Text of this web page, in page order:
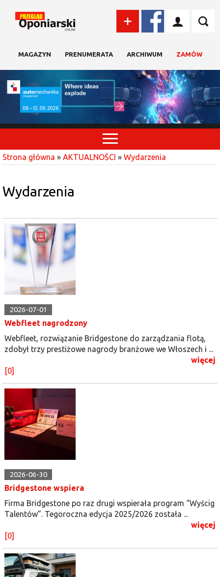
MAGAZYN PRENUMERATA ARCHIWUM ZAMÓW
Strona główna » AKTUALNOŚCI » Wydarzenia
Wydarzenia
2026-07-01
Webfleet nagrodzony
Webfleet, rozwiązanie Bridgestone do zarządzania flotą,
zdobył trzy prestiżowe nagrody branżowe we Włoszech i ...
więcej
[0]
2026-06-30
Bridgestone wspiera
Firma Bridgestone po raz drugi wspierała program “Wyścig
Talentów”. Tegoroczna edycja 2025/2026 została ...
więcej
[0]